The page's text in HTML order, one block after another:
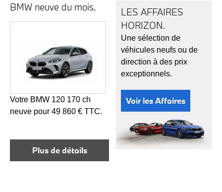
BMW neuve du mois.
Votre BMW 120 170 ch
neuve pour 49 860 € TTC.
Plus de détails
LES AFFAIRES
HORIZON.
Une sélection de
véhicules neufs ou de
direction à des prix
exceptionnels.
Voir les Affaires